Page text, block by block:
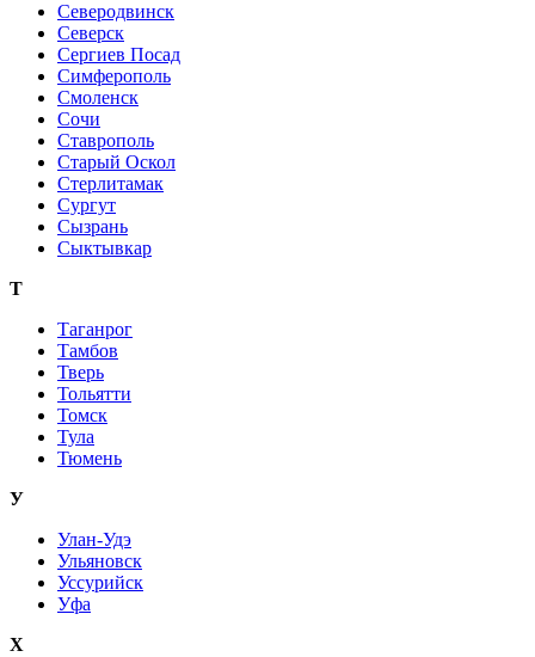
Северодвинск
Северск
Сергиев Посад
Симферополь
Смоленск
Сочи
Ставрополь
Старый Оскол
Стерлитамак
Сургут
Сызрань
Сыктывкар
Т
Таганрог
Тамбов
Тверь
Тольятти
Томск
Тула
Тюмень
У
Улан-Удэ
Ульяновск
Уссурийск
Уфа
Х